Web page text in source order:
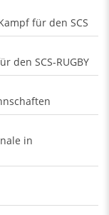
für den SCS
den SCS-RUGBY
in